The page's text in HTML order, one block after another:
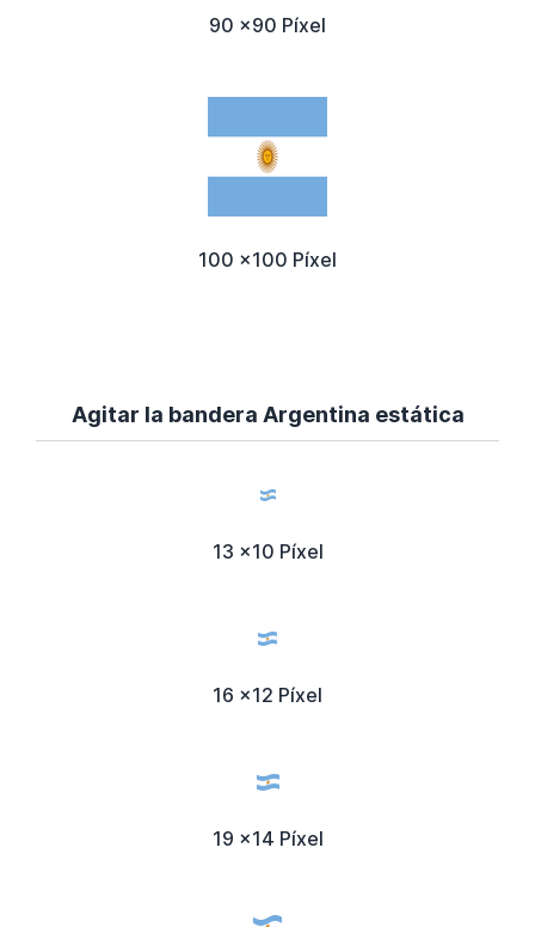
90 x90 Píxel
100 x100 Píxel
Agitar la bandera Argentina estática
13 x10 Píxel
16 x12 Píxel
19 x14 Píxel